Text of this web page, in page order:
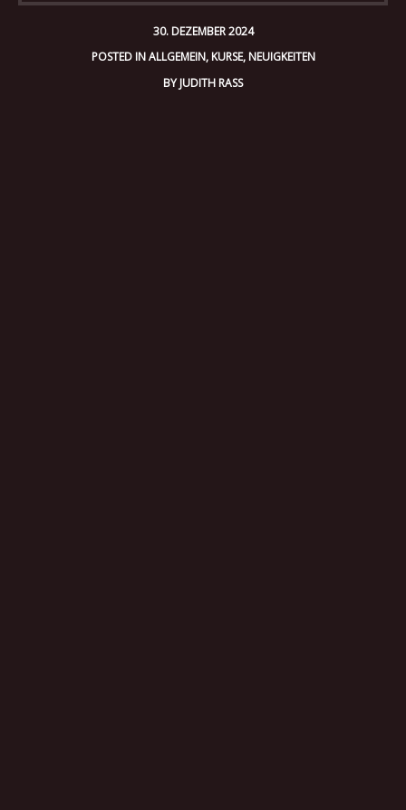
30. DEZEMBER 2024
POSTED INALLGEMEIN, KURSE, NEUIGKEITEN
BYJUDITH RASS